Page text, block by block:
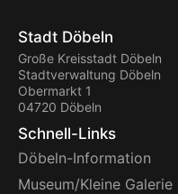
Stadt Döbeln
Große Kreisstadt Döbeln
Stadtverwaltung Döbeln
Obermarkt 1
04720 Döbeln
Schnell-Links
Döbeln-Information
Museum/Kleine Galerie